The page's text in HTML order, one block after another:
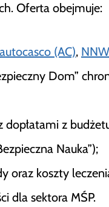
Oferta obejmuje:
autocasco (AC), NNW
Dom”
z
Nauka”);
oraz koszty
dla sektora MŚP.